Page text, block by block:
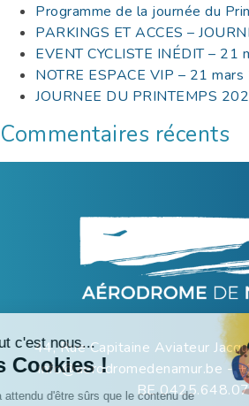
Programme de la journée du
PARKINGS ET ACCES –
EVENT CYCLISTE INÉDIT – 21
NOTRE ESPACE VIP – 21
JOURNEE DU PRINTEMPS
Commentaires récents
44, Rue Capitaine Aviateur
info@aerodromedenamur.be -
BE